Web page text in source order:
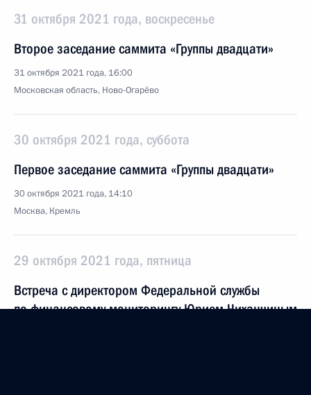
31 октября 2021 года, воскресенье
Второе заседание саммита «Группы двадцати»
31 октября 2021 года, 16:00
Московская область, Ново-Огарёво
30 октября 2021 года, суббота
Первое заседание саммита «Группы двадцати»
30 октября 2021 года, 14:10
Москва, Кремль
29 октября 2021 года, пятница
Встреча с директором Федеральной службы
по финансовому мониторингу Юрием Чиханчиным